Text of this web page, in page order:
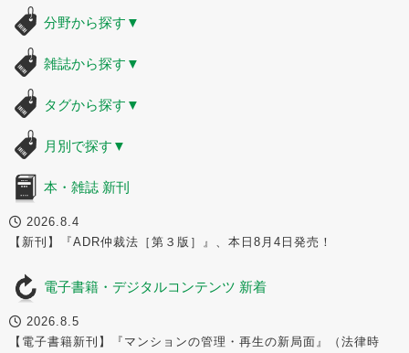
分野から探す ▼
雑誌から探す ▼
タグから探す ▼
月別で探す ▼
本・雑誌 新刊
2026.8.4
【新刊】『ADR仲裁法［第３版］』、本日8月4日発売！
電子書籍・デジタルコンテンツ 新着
2026.8.5
【電子書籍新刊】『マンションの管理・再生の新局面』（法律時